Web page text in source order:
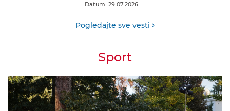
Datum: 29.07.2026
Pogledajte sve vesti
Sport